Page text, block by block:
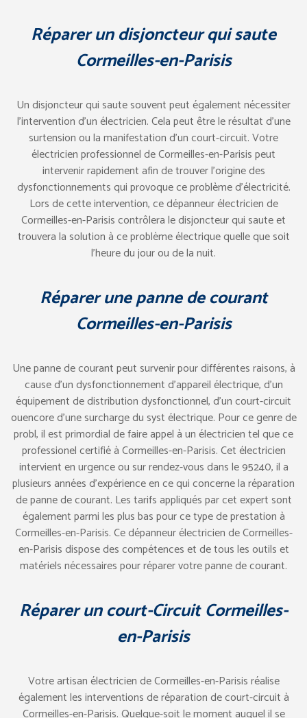
Réparer un disjoncteur qui saute
Cormeilles-en-Parisis
Un disjoncteur qui saute souvent peut également nécessiter
l’intervention d’un électricien. Cela peut être le résultat d’une
surtension ou la manifestation d’un court-circuit. Votre
électricien professionnel de Cormeilles-en-Parisis peut
intervenir rapidement afin de trouver l’origine des
dysfonctionnements qui provoque ce problème d’électricité.
Lors de cette intervention, ce dépanneur électricien de
Cormeilles-en-Parisis contrôlera le disjoncteur qui saute et
trouvera la solution à ce problème électrique quelle que soit
l’heure du jour ou de la nuit.
Réparer une panne de courant
Cormeilles-en-Parisis
Une panne de courant peut survenir pour différentes raisons, à
cause d’un dysfonctionnement d’appareil électrique, d’un
équipement de distribution dysfonctionnel, d’un court-circuit
ouencore d’une surcharge du syst électrique. Pour ce genre de
probl, il est primordial de faire appel à un électricien tel que ce
professionel certifié à Cormeilles-en-Parisis. Cet électricien
intervient en urgence ou sur rendez-vous dans le 95240, il a
plusieurs années d’expérience en ce qui concerne la réparation
de panne de courant. Les tarifs appliqués par cet expert sont
également parmi les plus bas pour ce type de prestation à
Cormeilles-en-Parisis. Ce dépanneur électricien de Cormeilles-
en-Parisis dispose des compétences et de tous les outils et
matériels nécessaires pour réparer votre panne de courant.
Réparer un court-Circuit Cormeilles-
en-Parisis
Votre artisan électricien de Cormeilles-en-Parisis réalise
également les interventions de réparation de court-circuit à
Cormeilles-en-Parisis. Quelque-soit le moment auquel il se